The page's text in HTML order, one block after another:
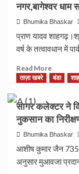
नगर,बागेश्वर धाम
Bhumika Bhaskar
प्राण यादव
वर्ष के तत्वावधान में
Read MoreRead
more
हनुमान
ज्ञान
गुण
सागर
के
ताज़ा खबरे बंडा
सागर कलेक्टर ने
नुकसान का
Bhumika Bhaskar
आशीष कुमार जैन
अनुसार मुआवजा